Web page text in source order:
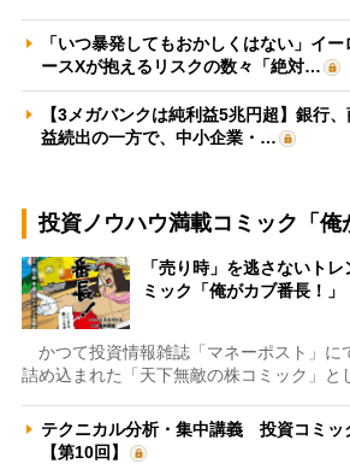
「いつ暴発してもおかしくはない」イ
ースXが抱えるリスクの数々「絶対…
【3メガバンクは純利益5兆円超】銀行
益続出の一方で、中小企業・…
投資ノウハウ満載コミック「俺
「売り時」を逃さないト
ミック「俺がカブ番長！」
かつて投資情報雑誌「マネーポスト」に
詰め込まれた「天下無敵の株コミック」と
テクニカル分析・集中講義 投資コミッ
【第10回】